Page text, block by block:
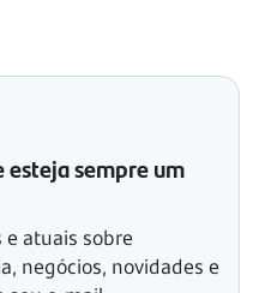
esteja sempre um
e atuais sobre
negócios, novidades e